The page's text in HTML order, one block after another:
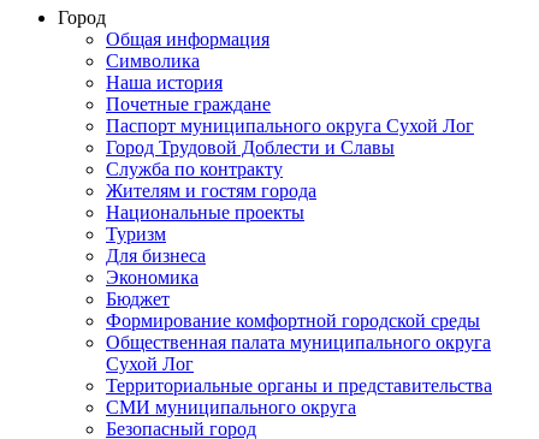
Город
Общая информация
Символика
Наша история
Почетные граждане
Паспорт муниципального округа Сухой Лог
Город Трудовой Доблести и Славы
Служба по контракту
Жителям и гостям города
Национальные проекты
Туризм
Для бизнеса
Экономика
Бюджет
Формирование комфортной городской среды
Общественная палата муниципального округа
Сухой Лог
Территориальные органы и представительства
СМИ муниципального округа
Безопасный город